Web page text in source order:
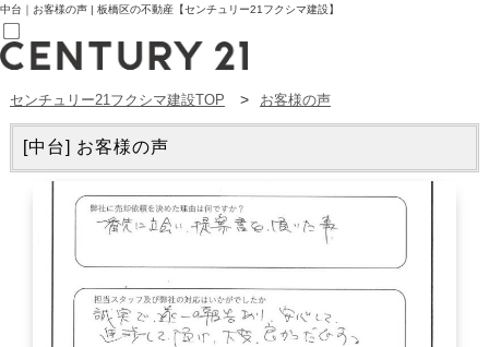
中台｜お客様の声 | 板橋区の不動産【センチュリー21フクシマ建設】
売買部
0120-800-844
賃貸部
会員メニュー
お気に入り物件一覧
物件を探す
センチュリー21フクシマ建設TOP お客様の声
[中台] お客様の声